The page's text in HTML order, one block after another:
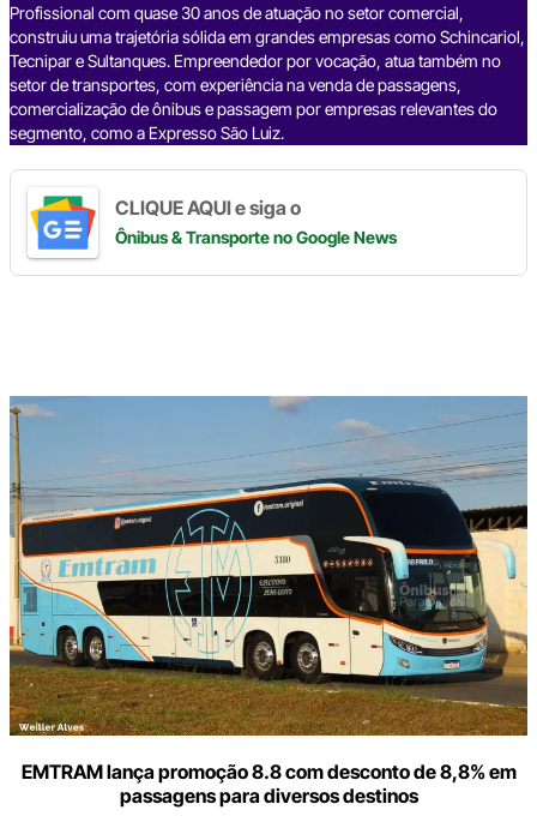
k
Profissional com quase 30 anos de atuação no setor comercial,
construiu uma trajetória sólida em grandes empresas como Schincariol,
Tecnipar e Sultanques. Empreendedor por vocação, atua também no
setor de transportes, com experiência na venda de passagens,
comercialização de ônibus e passagem por empresas relevantes do
segmento, como a Expresso São Luiz.
CLIQUE AQUI e siga o
Ônibus & Transporteno Google News
EMTRAM lança promoção 8.8 com desconto de 8,8% em
passagens para diversos destinos
Digite
aqui
o
seu
e-
mail